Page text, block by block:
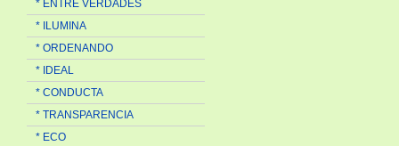
* ENTRE VERDADES
* ILUMINA
* ORDENANDO
* IDEAL
* CONDUCTA
* TRANSPARENCIA
* ECO